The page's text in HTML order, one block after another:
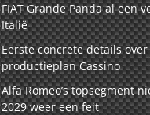
FIAT Grande Panda al een
Italië
Eerste concrete details over
productieplan Cassino
Alfa Romeo’s topsegment
2029 weer een feit